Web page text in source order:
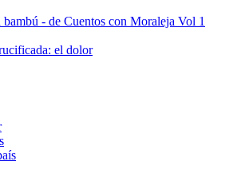
- de Cuentos con Moraleja Vol 1
el dolor